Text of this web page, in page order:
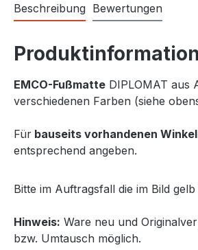
Beschreibung Bewertungen
EMCO-Fußmatte DIPLOMAT aus
verschiedenen Farben (siehe
Für bauseits vorhandenen
entsprechend angeben.
Bitte im Auftragsfall die im Bild
Hinweis: Ware neu und
bzw. Umtausch möglich.